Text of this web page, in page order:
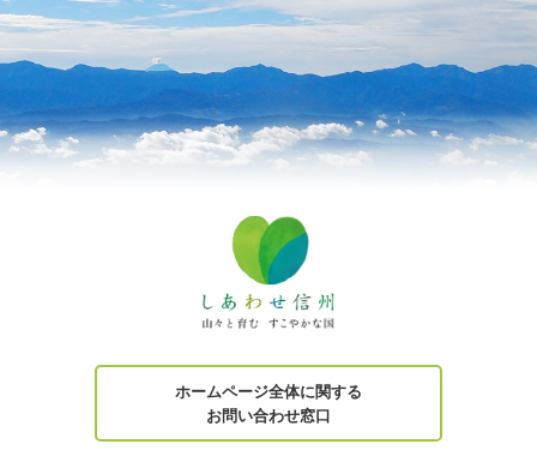
ホームページ全体に関する
お問い合わせ窓口